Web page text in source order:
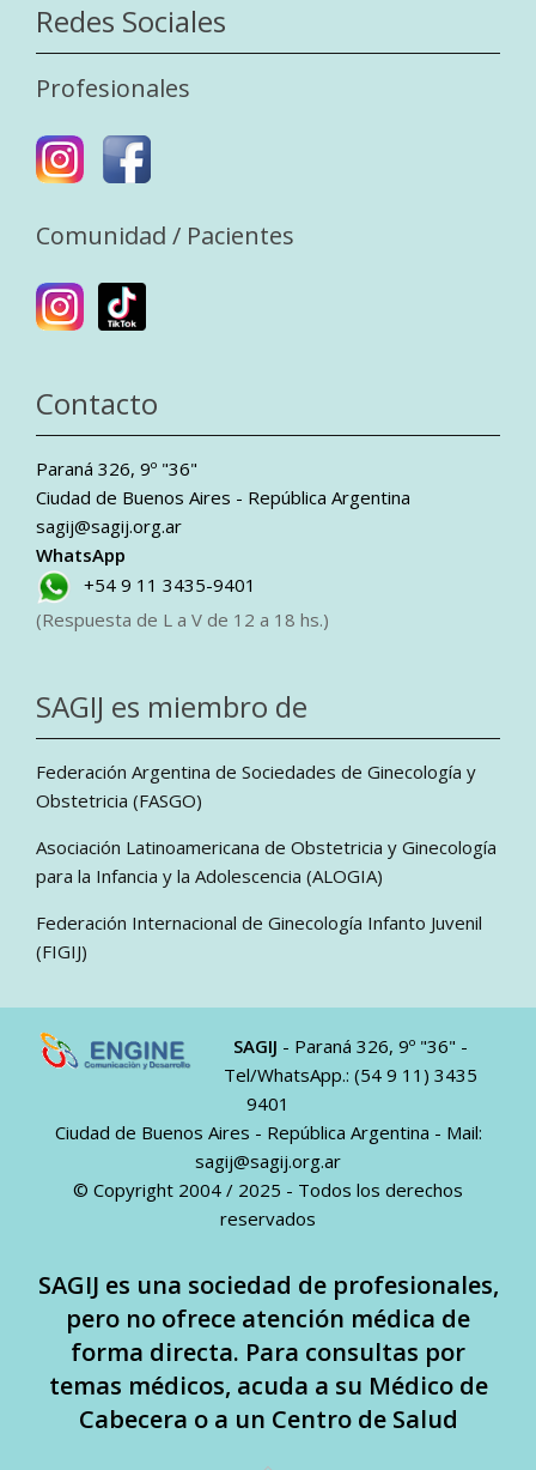
Redes Sociales
Profesionales
Comunidad / Pacientes
Contacto
Paraná 326, 9º "36"
Ciudad de Buenos Aires - República Argentina
sagij@sagij.org.ar
WhatsApp
+54 9 11 3435-9401
(Respuesta de L a V de 12 a 18 hs.)
SAGIJ es miembro de
Federación Argentina de Sociedades de Ginecología y
Obstetricia (FASGO)
Asociación Latinoamericana de Obstetricia y Ginecología
para la Infancia y la Adolescencia (ALOGIA)
Federación Internacional de Ginecología Infanto Juvenil
(FIGIJ)
SAGIJ - Paraná 326, 9º "36" -
Tel/WhatsApp.: (54 9 11) 3435
9401
Ciudad de Buenos Aires - República Argentina - Mail:
sagij@sagij.org.ar
© Copyright 2004 / 2025 - Todos los derechos
reservados
SAGIJ es una sociedad de profesionales,
pero no ofrece atención médica de
forma directa. Para consultas por
temas médicos, acuda a su Médico de
Cabecera o a un Centro de Salud